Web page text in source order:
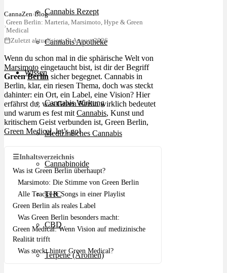
Cannabis Rezept
Cannabis Apotheke
Wissen
Cannabis Wirkung
Medizinisches Cannabis
Cannabinoide
THC
CBD
Terpene (Aromen)
CannaZen›Blog
›
Green Berlin: Marteria, Marsimoto, Hype & Green
Medical
Zuletzt aktualisiert: 3. August 2026
Wenn du schon mal in die sphärische Welt von
Marsimoto eingetaucht bist, ist dir der Begriff
GreenBerlin sicher begegnet. Cannabis in
Berlin, klar, ein riesen Thema, doch was steckt
dahinter: ein Ort, ein Label, eine Vision? Hier
erfährst du, was Green Berlin wirklich bedeutet
und warum es fest mit Cannabis, Kunst und
kritischem Geist verbunden ist, Green Berlin,
Green Medical, let’s go!
☰Inhaltsverzeichnis
Was ist Green Berlin überhaupt?
Marsimoto: Die Stimme von Green Berlin
Alle Tracks & Songs in einer Playlist
Green Berlin als reales Label
Was Green Berlin besonders macht:
Green Medical: Wenn Vision auf medizinische
Realität trifft
Was steckt hinter Green Medical?